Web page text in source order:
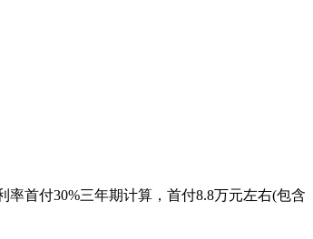
率首付30%三年期计算，首付8.8万元左右(包含